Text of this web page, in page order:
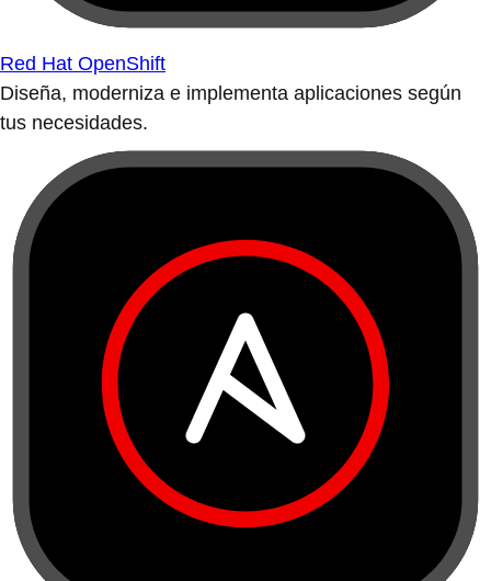
Red Hat OpenShift
Diseña, moderniza e implementa aplicaciones según
tus necesidades.